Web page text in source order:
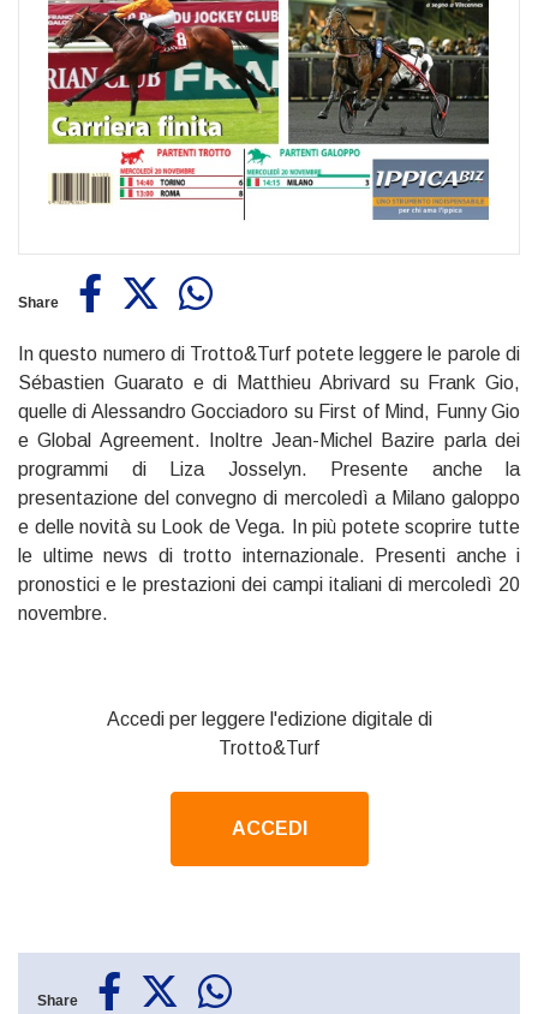
Share
In questo numero di Trotto&Turf potete leggere le parole di
Sébastien Guarato e di Matthieu Abrivard su Frank Gio,
quelle di Alessandro Gocciadoro su First of Mind, Funny Gio
e Global Agreement. Inoltre Jean-Michel Bazire parla dei
programmi di Liza Josselyn. Presente anche la
presentazione del convegno di mercoledì a Milano galoppo
e delle novità su Look de Vega. In più potete scoprire tutte
le ultime news di trotto internazionale. Presenti anche i
pronostici e le prestazioni dei campi italiani di mercoledì 20
novembre.
Accedi per leggere l'edizione digitale di
Trotto&Turf
ACCEDI
Share